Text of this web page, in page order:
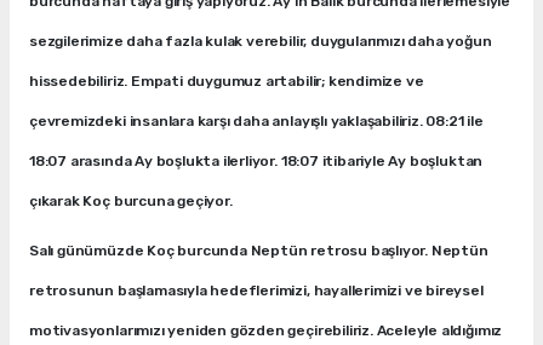
sezgilerimize daha fazla kulak verebilir, duygularımızı daha yoğun
hissedebiliriz. Empati duygumuz artabilir; kendimize ve
çevremizdeki insanlara karşı daha anlayışlı yaklaşabiliriz. 08:21 ile
18:07 arasında Ay boşlukta ilerliyor. 18:07 itibariyle Ay boşluktan
çıkarak Koç burcuna geçiyor.
Salı günümüzde Koç burcunda Neptün retrosu başlıyor. Neptün
retrosunun başlamasıyla hedeflerimizi, hayallerimizi ve bireysel
motivasyonlarımızı yeniden gözden geçirebiliriz. Aceleyle aldığımız